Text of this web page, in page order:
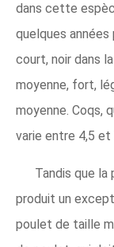
dans cette
quelques
court, noir dans
moyenne, fort,
moyenne. Coqs,
varie entre 4,5 et
Tandis que la
produit un
poulet de taille